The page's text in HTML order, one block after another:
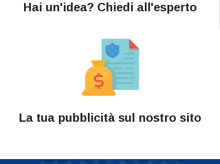
Hai un'idea? Chiedi all'esperto
La tua pubblicità sul nostro sito